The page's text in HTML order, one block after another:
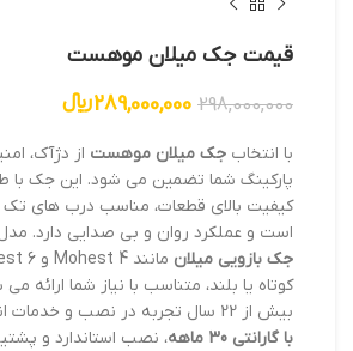
قیمت جک میلان موهست
298,000,000
289,000,000﷼
با انتخاب جک میلان موهست از دژآک،
پارکینگ شما تضمین می شود. این جک با
کیفیت بالای قطعات، مناسب درب های تک
است و عملکرد روان و بی صدایی دارد.
جک بازویی میلان
کوتاه یا بلند، متناسب با نیاز شما ارائه
بیش از 22 سال تجربه در نصب و خدمات انواع
با گارانتی 30 ماهه
، نصب استاندارد و